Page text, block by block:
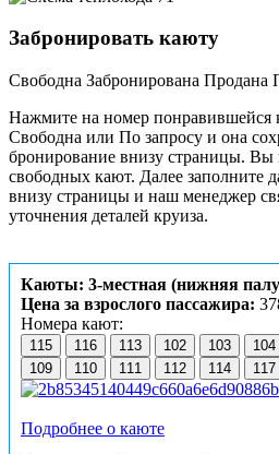
Забронировать каюту
Свободна Забронирована Продана
Нажмите на номер понравившейся
Свободна или По запросу и она
бронирование внизу страницы. Вы
свободных кают. Далее заполните
внизу страницы и наш менеджер
уточнения деталей круиза.
Каюты: 3-местная (нижняя
Цена за взрослого пассажира:
Номера кают:
115 116 113 102 103 104
109
110 111 112 114 117
Подробнее о каюте